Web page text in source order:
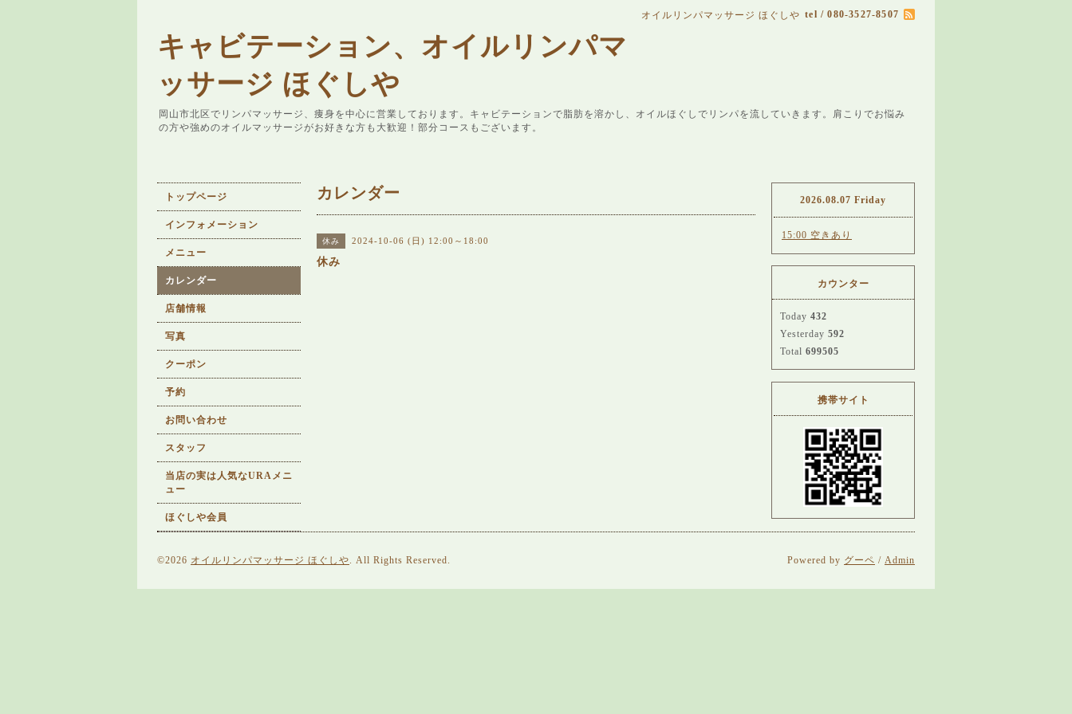
オイルリンパマッサージ ほぐしや tel / 080-3527-8507
キャビテーション、オイルリンパマ
ッサージ ほぐしや
岡山市北区でリンパマッサージ、痩身を中心に営業しております。キャビテーションで脂肪を溶かし、オイルほぐしでリンパを流していきます。肩こりでお悩み
の方や強めのオイルマッサージがお好きな方も大歓迎！部分コースもございます。
カレンダー
休み 2024-10-06 (日) 12:00～18:00
休み
トップページ
インフォメーション
メニュー
カレンダー
店舗情報
写真
クーポン
予約
お問い合わせ
スタッフ
当店の実は人気なURAメニ
ュー
ほぐしや会員
2026.08.07 Friday
15:00 空きあり
カウンター
Today 432
Yesterday 592
Total 699505
携帯サイト
©2026 オイルリンパマッサージ ほぐしや. All Rights Reserved. Powered by グーペ / Admin